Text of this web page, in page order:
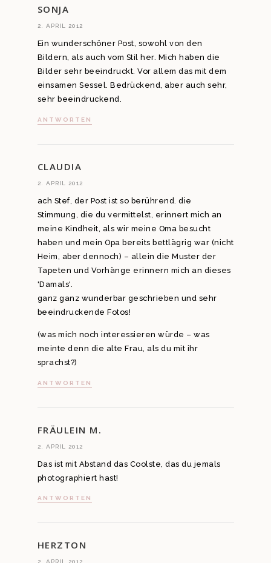
SONJA
2. APRIL 2012
Ein wunderschöner Post, sowohl von den
Bildern, als auch vom Stil her. Mich haben die
Bilder sehr beeindruckt. Vor allem das mit dem
einsamen Sessel. Bedrückend, aber auch sehr,
sehr beeindruckend.
ANTWORTEN
CLAUDIA
2. APRIL 2012
ach Stef, der Post ist so berührend. die
Stimmung, die du vermittelst, erinnert mich an
meine Kindheit, als wir meine Oma besucht
haben und mein Opa bereits bettlägrig war (nicht
Heim, aber dennoch) – allein die Muster der
Tapeten und Vorhänge erinnern mich an dieses
'Damals'.
ganz ganz wunderbar geschrieben und sehr
beeindruckende Fotos!
(was mich noch interessieren würde – was
meinte denn die alte Frau, als du mit ihr
sprachst?)
ANTWORTEN
FRÄULEIN M.
2. APRIL 2012
Das ist mit Abstand das Coolste, das du jemals
photographiert hast!
ANTWORTEN
HERZTON
2. APRIL 2012